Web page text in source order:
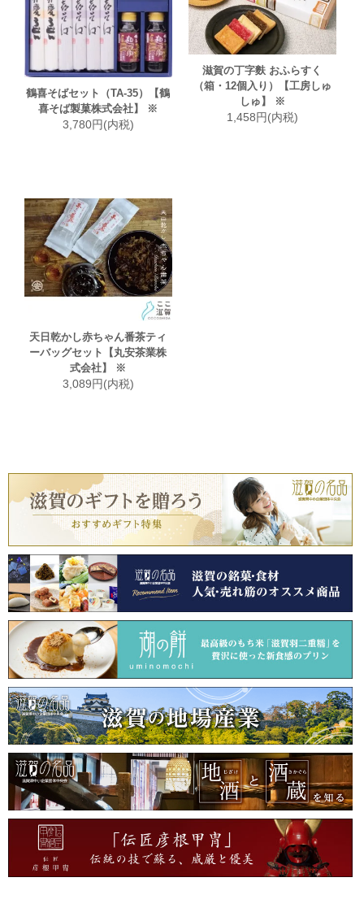
鶴喜そばセット（TA-35）【鶴
喜そば製菓株式会社】 ※
3,780円(内税)
滋賀の丁字麩 おふらすく
（箱・12個入り）【工房しゅ
しゅ】 ※
1,458円(内税)
天日乾かし赤ちゃん番茶ティ
ーバッグセット【丸安茶業株
式会社】 ※
3,089円(内税)